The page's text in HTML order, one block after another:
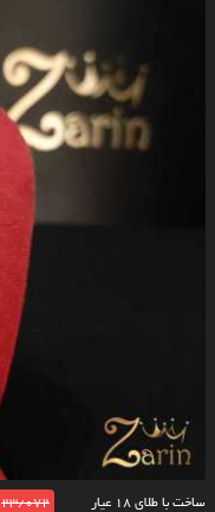
ساخت با طلای ۱۸ عیار 23/072